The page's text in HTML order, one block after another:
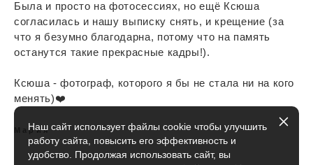
Была и просто на фотосессиях, но ещё Ксюша
согласилась и нашу выписку снять, и крещение (за
что я безумно благодарна, потому что на память
останутся такие прекрасные кадры!).
Ксюша - фотограф, которого я бы не стала ни на кого
менять)❤️
Мария
Наш сайт использует файлы cookie чтобы улучшить
работу сайта, повысить его эффективность и
удобство. Продолжая использовать сайт, вы